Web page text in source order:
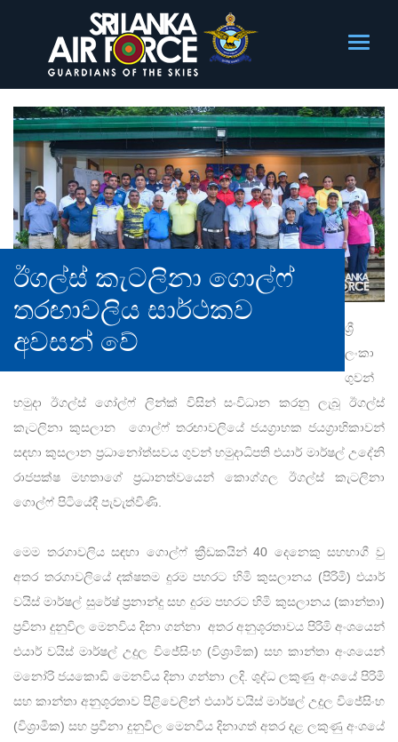
ඊගල්ස් කැටලිනා ගොල්ෆ්
තරඟාවලිය සාර්ථකව
අවසන් වේ
ශ්‍රී
ලංකා
ගුවන්
හමුදා ඊගල්ස් ගෝල්ෆ් ලින්ක් විසින් සංවිධාන කරනු ලැබූ ඊගල්ස්
කැටලිනා කුසලාන ගොල්ෆ් තරඟාවලියේ ජයග්‍රාහක ජයග්‍රාහිකාවන්
සඳහා කුසලාන ප්‍රධානෝත්සවය ගුවන් හමුදාධිපති එයාර් මාර්ෂල් උදේනි
රාජපක්ෂ මහතාගේ ප්‍රධානත්වයෙන් කොග්ගල ඊගල්ස් කැටලිනා
ගොල්ෆ් පිටියේදී පැවැත්විණි.
මෙම තරගාවලිය සඳහා ගොල්ෆ් ක්‍රීඩකයින් 40 දෙනෙකු සහභාගී වු
අතර තරගාවලියේ දක්ෂතම දුරම පහරට හිමි කුසලානය (පිරිමි) එයාර්
වයිස් මාර්ෂල් සුරේෂ් ප්‍රනාන්දු සහ දුරම පහරට හිමි කුසලානය (කාන්තා)
ප්‍රවීනා දුනුවිල මෙනවිය දිනා ගන්නා අතර අනුශූරතාවය පිරිමි අංශයෙන්
එයාර් වයිස් මාර්ෂල් උදුල විජේසිංහ (විශ්‍රාමික) සහ කාන්තා අංශයෙන්
මනෝරි ජයකොඩි මෙනවිය දිනා ගන්නා ලදි. ශුද්ධ ලකුණු අංශයේ පිරිමි
සහ කාන්තා අනුශූරතාව පිළිවෙලින් එයාර් වයිස් මාර්ෂල් උදුල විජේසිංහ
(විශ්‍රාමික) සහ ප්‍රවීනා දුනුවිල මෙනවිය දිනාගත් අතර දළ ලකුණු අංශයේ